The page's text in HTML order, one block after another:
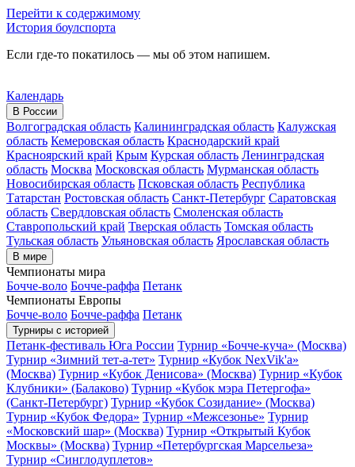
Перейти к содержимому
История боулспорта
Если где-то покатилось — мы об этом напишем.
Календарь
В России
Волгоградская область Калининградская область Калужская
область Кемеровская область Краснодарский край
Красноярский край Крым Курская область Ленинградская
область Москва Московская область Мурманская область
Новосибирская область Псковская область Республика
Татарстан Ростовская область Санкт-Петербург Саратовская
область Свердловская область Смоленская область
Ставропольский край Тверская область Томская область
Тульская область Ульяновская область Ярославская область
В мире
Чемпионаты мира
Бочче-воло Бочче-раффа Петанк
Чемпионаты Европы
Бочче-воло Бочче-раффа Петанк
Турниры с историей
Петанк-фестиваль Юга России Турнир «Бочче-куча» (Москва)
Турнир «Зимний тет-а-тет» Турнир «Кубок NexVik'a»
(Москва) Турнир «Кубок Денисова» (Москва) Турнир «Кубок
Клубники» (Балаково) Турнир «Кубок мэра Петергофа»
(Санкт-Петербург) Турнир «Кубок Созидание» (Москва)
Турнир «Кубок Федора» Турнир «Межсезонье» Турнир
«Московский шар» (Москва) Турнир «Открытый Кубок
Москвы» (Москва) Турнир «Петербургская Марсельеза»
Турнир «Синглодуплетов»